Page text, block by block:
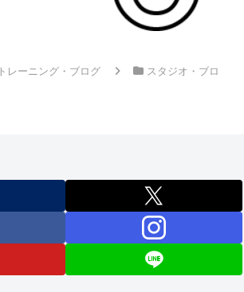
トレーニング・ブログ
スタジオ・ブロ